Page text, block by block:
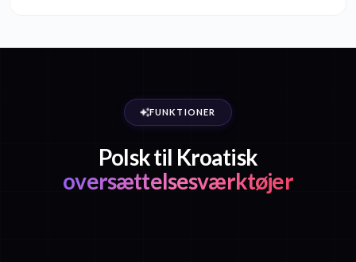
FUNKTIONER
Polsk til Kroatisk
oversættelsesværktøjer